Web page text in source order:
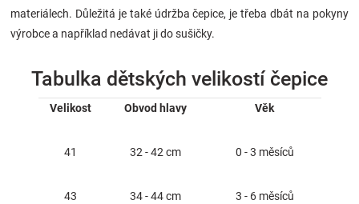
materiálech. Důležitá je také údržba čepice, je třeba dbát na pokyny
výrobce a například nedávat ji do sušičky.
Tabulka dětských velikostí čepice
Velikost Obvod hlavy Věk
41 32 - 42 cm 0 - 3 měsíců
43 34 - 44 cm 3 - 6 měsíců